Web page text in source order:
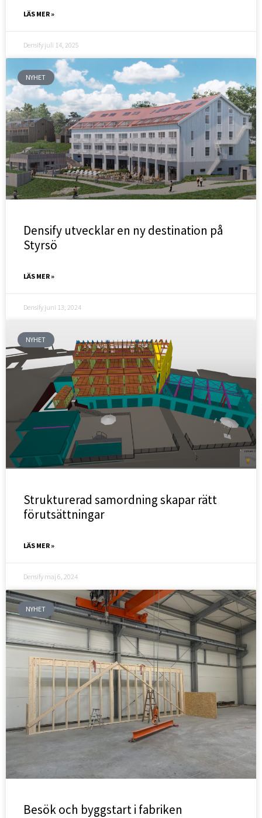
LÄS MER »
Densify juli 14, 2025
NYHET
Densify utvecklar en ny destination på
Styrsö
LÄS MER »
Densify juni 13, 2024
NYHET
Strukturerad samordning skapar rätt
förutsättningar
LÄS MER »
Densify maj 6, 2024
NYHET
Besök och byggstart i fabriken